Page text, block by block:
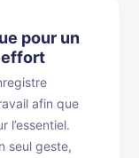
pour un
effort
afin que
l’essentiel.
seul geste,